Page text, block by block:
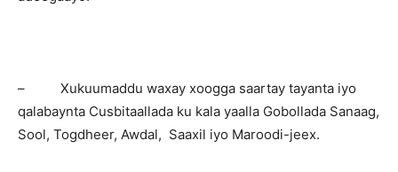
– Xukuumaddu waxay xoogga saartay tayanta iyo
qalabaynta Cusbitaallada ku kala yaalla Gobollada Sanaag,
Sool, Togdheer, Awdal, Saaxil iyo Maroodi-jeex.